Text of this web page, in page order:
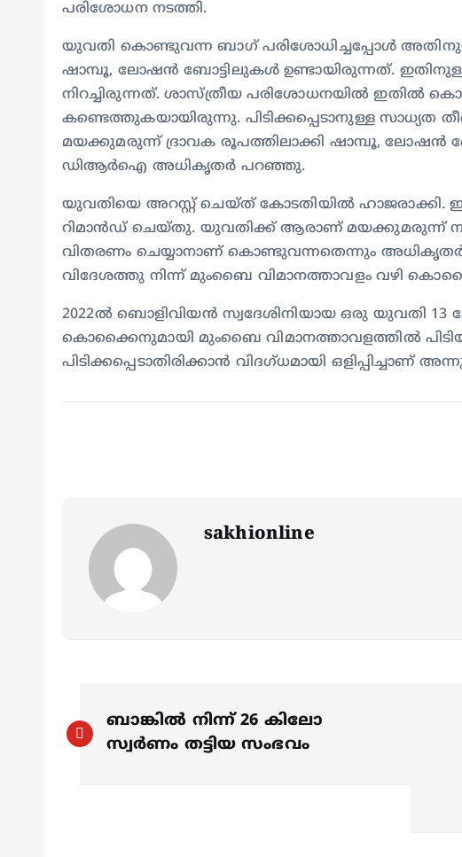
പരിശോധന നടത്തി.
യുവതി കൊണ്ടുവന്ന ബാഗ് പരിശോധിച്ചപ്പോൾ
ഷാമ്പൂ, ലോഷൻ ബോട്ടിലുകൾ ഉണ്ടായിരുന്നത്.
നിറച്ചിരുന്നത്. ശാസ്ത്രീയ പരിശോധനയിൽ ഇതിൽ
കണ്ടെത്തുകയായിരുന്നു. പിടിക്കപ്പെടാനുള്ള സാധ്യത
മയക്കുമരുന്ന് ദ്രാവക രൂപത്തിലാക്കി ഷാമ്പൂ, ലോഷൻ
ഡിആർഐ അധികൃതർ പറഞ്ഞു.
യുവതിയെ അറസ്റ്റ് ചെയ്ത് കോടതിയിൽ ഹാജരാക്കി.
റിമാൻഡ് ചെയ്തു. യുവതിക്ക് ആരാണ് മയക്കുമരുന്ന്
വിതരണം ചെയ്യാനാണ് കൊണ്ടുവന്നതെന്നും
വിദേശത്തു നിന്ന് മുംബൈ വിമാനത്താവളം വഴി
2022ൽ ബൊളിവിയൻ സ്വദേശിനിയായ ഒരു യുവതി 13
കൊക്കൈനുമായി മുംബൈ വിമാനത്താവളത്തിൽ
പിടിക്കപ്പെടാതിരിക്കാൻ വിദഗ്ധമായി
sakhionline
P
o
ബാങ്കിൽ നിന്ന് 26 കിലോ
സ്വർണം തട്ടിയ സംഭവം